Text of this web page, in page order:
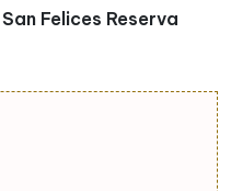
Felices Reserva